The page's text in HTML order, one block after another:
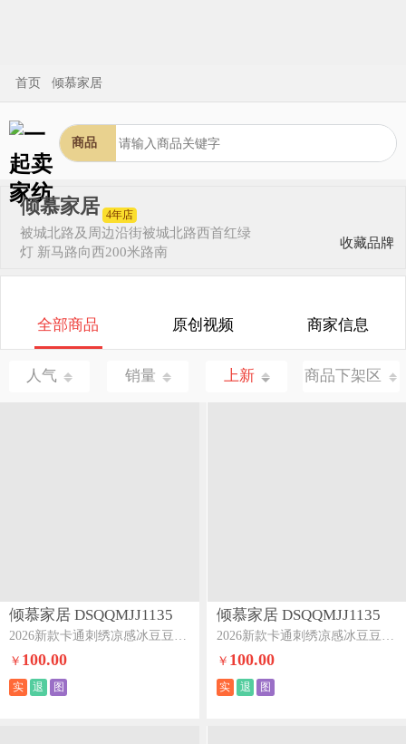
首页 倾慕家居
商品
倾慕家居 4年店
被城北路及周边沿街被城北路西首红绿
灯 新马路向西200米路南
收藏品牌
全部商品 原创视频 商家信息
人气 销量 上新 商品下架区
倾慕家居 DSQQMJJ1135
￥ 100.00
实 退 图
倾慕家居 DSQQMJJ1135
￥ 100.00
实 退 图